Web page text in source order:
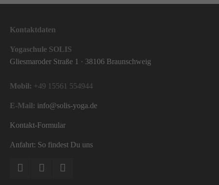
Kontaktdaten
Yogaschule SOLIS
Gliesmaroder Straße 1 · 38106 Braunschweig
Mobil: +49 15561 554944
E-Mail: info@solis-yoga.de
Kontakt-Formular
Anfahrt: So findest Du uns